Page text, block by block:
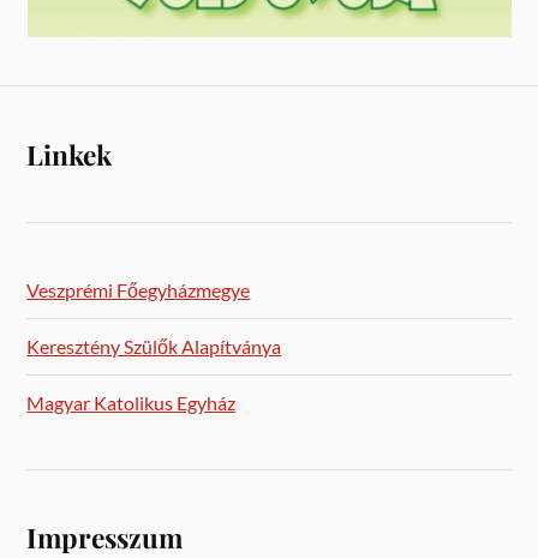
Linkek
Veszprémi Főegyházmegye
Keresztény Szülők Alapítványa
Magyar Katolikus Egyház
Impresszum